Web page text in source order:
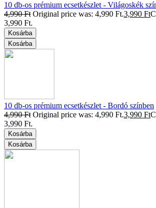
10 db-os prémium ecsetkészlet - Világoskék
4,990Ft Original price was: 4,990 Ft.3,990 Ft
3,990 Ft.
Kosárba
Kosárba
10 db-os prémium ecsetkészlet - Bordó színben
4,990Ft Original price was: 4,990 Ft.3,990 Ft
3,990 Ft.
Kosárba
Kosárba